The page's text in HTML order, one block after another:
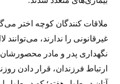
ملاقات کنندگان کوچه اختر
غیرقانونی را ندارند،
نگهداری پدر و مادر محصورشان
ارتباط فرزندان، قرار دادن